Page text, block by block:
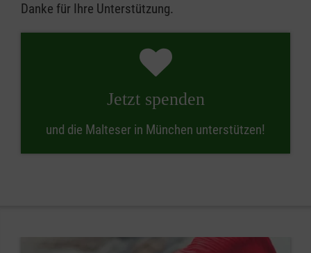
Danke für Ihre Unterstützung.
Jetzt spenden
und die Malteser in München unterstützen!